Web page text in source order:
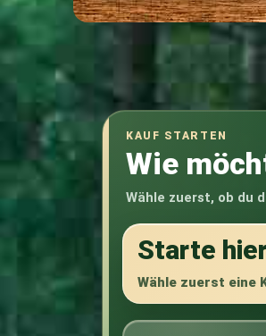
KAUF STARTEN
Wie
Wähle zuerst, ob du
Starte
Wähle zuerst eine